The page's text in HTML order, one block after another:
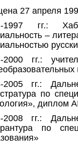
27 апреля
1997 гг.:
–
2000 гг.:
2005 гг.:
по
диплом
2008 гг.:
по